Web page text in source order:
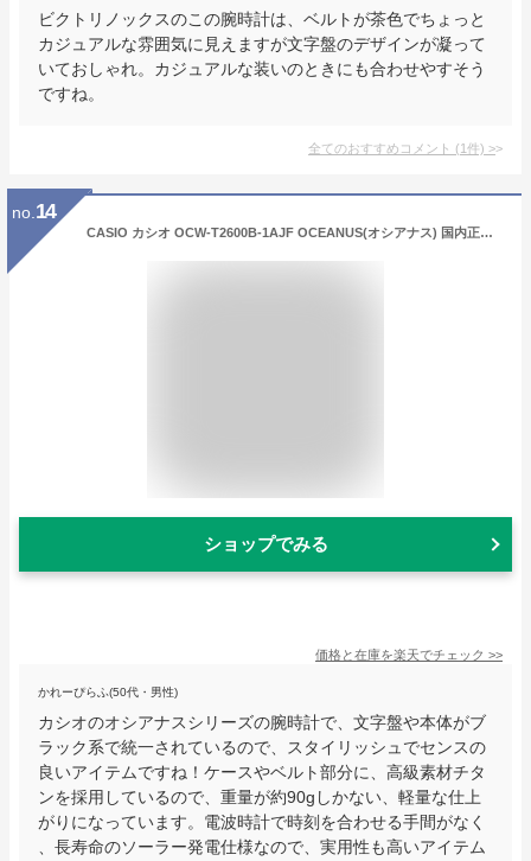
ビクトリノックスのこの腕時計は、ベルトが茶色でちょっと
カジュアルな雰囲気に見えますが文字盤のデザインが凝って
いておしゃれ。カジュアルな装いのときにも合わせやすそう
ですね。
全てのおすすめコメント (1件) >
no. 14
CASIO カシオ OCW-T2600B-1AJF OCEANUS(オシアナス) 国内正規品 ソーラー メンズ 腕時計 OCWT2600B1AJF
ショップでみる
価格と在庫を楽天でチェック >>
かれーぴらふ(50代・男性)
カシオのオシアナスシリーズの腕時計で、文字盤や本体がブ
ラック系で統一されているので、スタイリッシュでセンスの
良いアイテムですね！ケースやベルト部分に、高級素材チタ
ンを採用しているので、重量が約90gしかない、軽量な仕上
がりになっています。電波時計で時刻を合わせる手間がなく
、長寿命のソーラー発電仕様なので、実用性も高いアイテム